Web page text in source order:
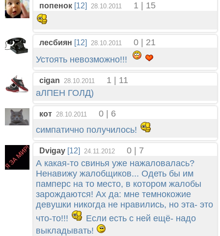
попенок [12] 28.10.2011 1 | 15
лесбиян [12] 28.10.2011
0 | 21
Устоять невозможно!!!
cigan 28.10.2011
1 | 11
аЛПЕН ГОЛД)
кот 28.10.2011
0 | 6
симпатично получилось!
Dvigay [12] 24.11.2012
0 | 7
А какая-то свинья уже нажаловалась?
Ненавижу жалобщиков... Одеть бы им
памперс на то место, в котором жалобы
зарождаются! Ах да: мне темнокожие
девушки никогда не нравились, но эта- это
что-то!!!
Если есть с ней ещё- надо
выкладывать!